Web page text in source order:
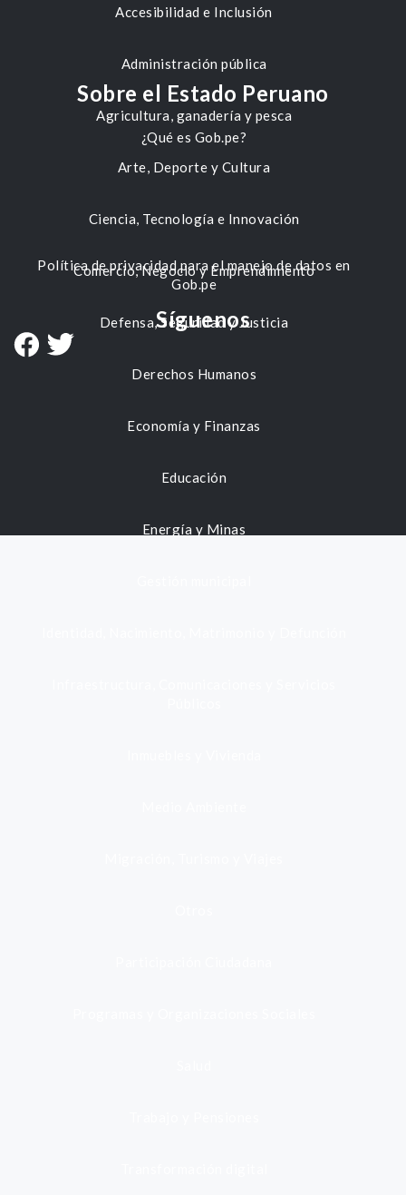
Accesibilidad e Inclusión
Administración pública
Agricultura, ganadería y pesca
Arte, Deporte y Cultura
Ciencia, Tecnología e Innovación
Comercio, Negocio y Emprendimiento
Defensa, Seguridad y Justicia
Derechos Humanos
Economía y Finanzas
Educación
Energía y Minas
Sobre el Estado Peruano
¿Qué es Gob.pe?
Política de privacidad para el manejo de datos en
Gob.pe
Síguenos